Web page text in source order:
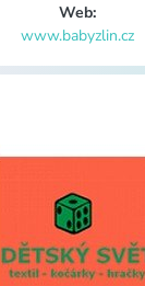
Web:
www.babyzlin.cz